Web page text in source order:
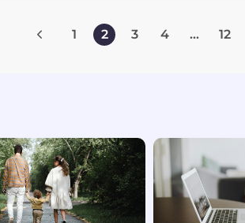
1 2 3 4 ... 12